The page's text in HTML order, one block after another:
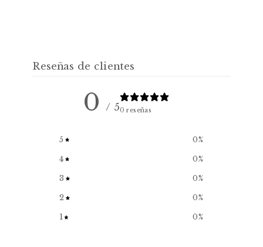
Reseñas de clientes
0 / 50 reseñas
5 0%
4 0%
3 0%
2 0%
1 0%